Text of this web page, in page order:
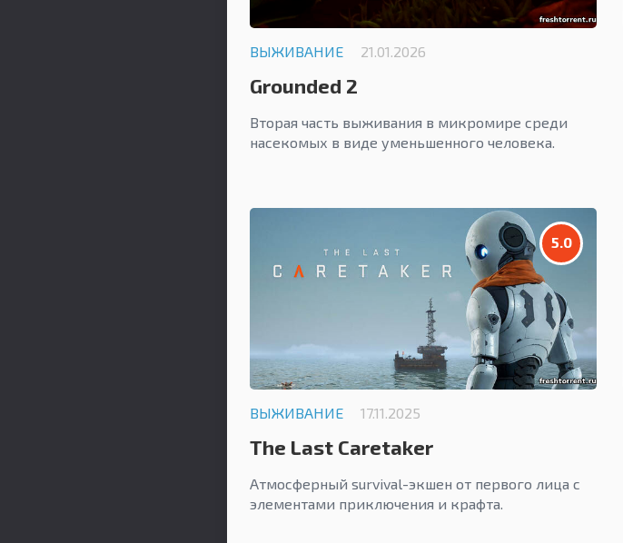
ВЫЖИВАНИЕ 21.01.2026
Grounded 2
Вторая часть выживания в микромире среди
насекомых в виде уменьшенного человека.
5.0
ВЫЖИВАНИЕ 17.11.2025
The Last Caretaker
Атмосферный survival-экшен от первого лица с
элементами приключения и крафта.